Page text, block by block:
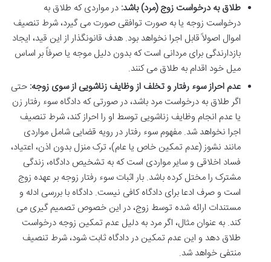
طلاق به درخواست زوج (مرد) باشد: در مواردی که طلاق به
درخواست زوجه یا به صورت توافقی صورت می گیرد، شرط تنصیف
اموال اصولاً قابل اجرا نخواهد بود. هدف قانونگذار از این قید، ایجاد
بازدارندگی برای مردانی است که بدون دلیل موجه یا صرفاً بر اساس
میل خود اقدام به طلاق می کنند.
عدم احراز سوء رفتار و تخلف از وظایف زناشویی از سوی زوجه: حتی
اگر طلاق به درخواست مرد باشد، در صورتی که دادگاه سوء رفتار زن
یا عدم انجام وظایف زناشویی توسط او را احراز کند، شرط تنصیف
اجرا نخواهد شد. مفهوم سوء رفتار در رویه قضایی شامل مواردی
مانند نشوز (عدم تمکین خاص یا عام)، ترک منزل بدون اذن، اعتیاد،
فساد اخلاقی و سایر مواردی است که به تشخیص دادگاه، زندگی
مشترک را مختل کرده باشد. بار اثبات سوء رفتار زوجه بر عهده زوج
است و صرف ادعا برای دادگاه کافی نیست. دادگاه با بررسی ادله و
مستندات ارائه شده توسط زوج، در این خصوص تصمیم گیری می
کند. به عنوان مثال، اگر مرد به دلیل عدم تمکین زوجه درخواست
طلاق دهد و این عدم تمکین در دادگاه ثابت شود، شرط تنصیف
منتفی خواهد شد.